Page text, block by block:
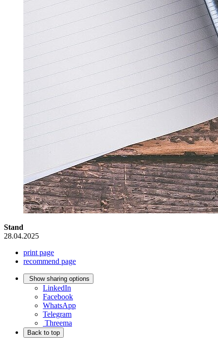
Stand
28.04.2025
print page
recommend page
Show sharing options
LinkedIn
Facebook
WhatsApp
Telegram
Threema
Back to top